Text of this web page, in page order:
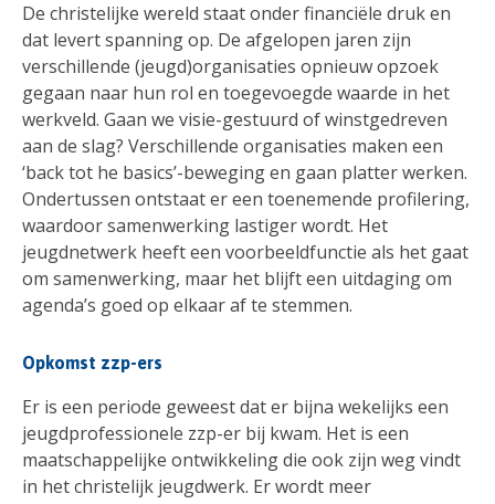
De christelijke wereld staat onder financiële druk en
dat levert spanning op. De afgelopen jaren zijn
verschillende (jeugd)organisaties opnieuw opzoek
gegaan naar hun rol en toegevoegde waarde in het
werkveld. Gaan we visie-gestuurd of winstgedreven
aan de slag? Verschillende organisaties maken een
‘back tot he basics’-beweging en gaan platter werken.
Ondertussen ontstaat er een toenemende profilering,
waardoor samenwerking lastiger wordt. Het
jeugdnetwerk heeft een voorbeeldfunctie als het gaat
om samenwerking, maar het blijft een uitdaging om
agenda’s goed op elkaar af te stemmen.
Opkomst zzp-ers
Er is een periode geweest dat er bijna wekelijks een
jeugdprofessionele zzp-er bij kwam. Het is een
maatschappelijke ontwikkeling die ook zijn weg vindt
in het christelijk jeugdwerk. Er wordt meer